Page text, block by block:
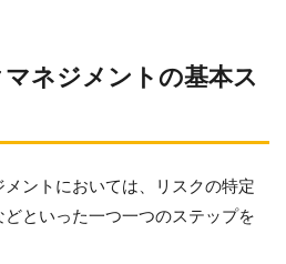
ネジメントの基本ス
ントにおいては、リスクの特定
といった一つ一つのステップを